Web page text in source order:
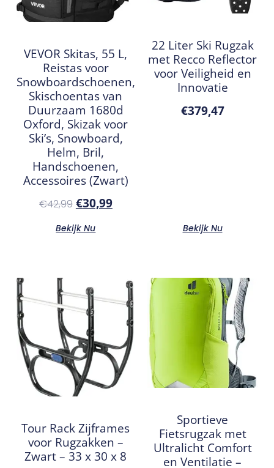
VEVOR Skitas, 55 L,
Reistas voor
Snowboardschoenen,
Skischoentas van
Duurzaam 1680d
Oxford, Skizak voor
Ski’s, Snowboard,
Helm, Bril,
Handschoenen,
Accessoires (Zwart)
€42,99 €30,99
Bekijk Nu
22 Liter Ski Rugzak
met Recco Reflector
voor Veiligheid en
Innovatie
€379,47
Bekijk Nu
Tour Rack Zijframes
voor Rugzakken –
Zwart – 33 x 30 x 8
Sportieve
Fietsrugzak met
Ultralicht Comfort
en Ventilatie –